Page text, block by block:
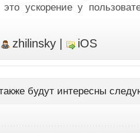
это ускорение у
zhilinsky iOS
будут интересны